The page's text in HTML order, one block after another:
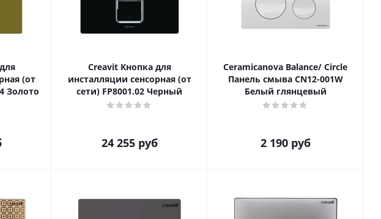
(от
Золото
Creavit Кнопка для
инсталляции сенсорная (от
сети) FP8001.02 Черный
24 255руб
Ceramicanova Balance/ Circle
Панель смыва CN12-001W
Белый глянцевый
2 190руб